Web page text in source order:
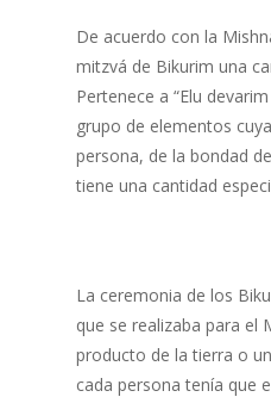
De acuerdo con la
mitzvá de Bikurim una
Pertenece a “Elu
grupo de elementos
persona, de la bondad
tiene una cantidad
La ceremonia de los
que se realizaba para el
producto de la tierra o
cada persona tenía que